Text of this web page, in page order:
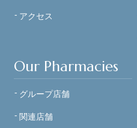
アクセス
Our Pharmacies
グループ店舗
関連店舗